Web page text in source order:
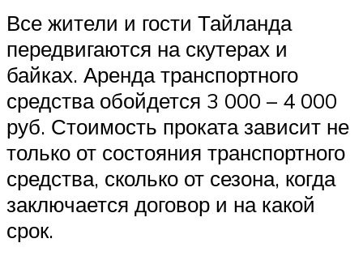
Все жители и гости Тайланда
передвигаются на скутерах и
байках. Аренда транспортного
средства обойдется 3 000 – 4 000
руб. Стоимость проката зависит не
только от состояния транспортного
средства, сколько от сезона, когда
заключается договор и на какой
срок.